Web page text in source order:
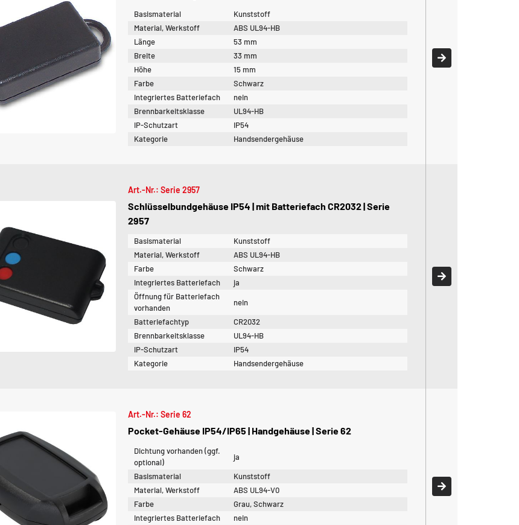
Basismaterial
Kunststoff
Material, Werkstoff
ABS UL94-HB
Länge
53 mm
Breite
33 mm
Höhe
15 mm
Farbe
Schwarz
Integriertes Batteriefach
nein
Brennbarkeitsklasse
UL94-HB
IP-Schutzart
IP54
Kategorie
Handsendergehäuse
Art.-Nr.: Serie 2957
Schlüsselbundgehäuse IP54 | mit Batteriefach CR2032 | Serie
2957
Basismaterial
Kunststoff
Material, Werkstoff
ABS UL94-HB
Farbe
Schwarz
Integriertes Batteriefach
ja
Öffnung für Batteriefach
vorhanden
nein
Batteriefachtyp
CR2032
Brennbarkeitsklasse
UL94-HB
IP-Schutzart
IP54
Kategorie
Handsendergehäuse
Art.-Nr.: Serie 62
Pocket-Gehäuse IP54/IP65 | Handgehäuse | Serie 62
Dichtung vorhanden (ggf.
optional)
ja
Basismaterial
Kunststoff
Material, Werkstoff
ABS UL94-V0
Farbe
Grau, Schwarz
Integriertes Batteriefach
nein